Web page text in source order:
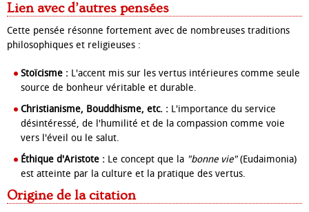
Lien avec d’autres pensées
Cette pensée résonne fortement avec de nombreuses traditions
philosophiques et religieuses :
Stoïcisme : L'accent mis sur les vertus intérieures comme seule
source de bonheur véritable et durable.
Christianisme, Bouddhisme, etc. : L'importance du service
désintéressé, de l'humilité et de la compassion comme voie
vers l'éveil ou le salut.
Éthique d'Aristote : Le concept que la "bonne vie"(Eudaimonia)
est atteinte par la culture et la pratique des vertus.
Origine de la citation